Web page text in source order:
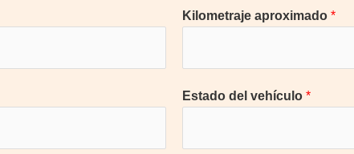
Kilometraje aproximado *
Estado del vehículo *